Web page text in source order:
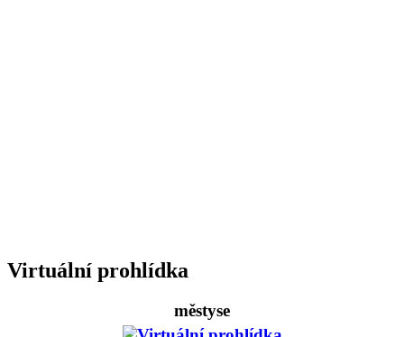
Virtuální prohlídka
městyse